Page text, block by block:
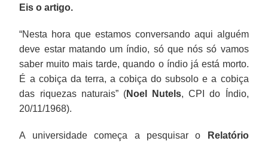
Eis o artigo.
“Nesta hora que estamos conversando aqui alguém
deve estar matando um índio, só que nós só vamos
saber muito mais tarde, quando o índio já está morto.
É a cobiça da terra, a cobiça do subsolo e a cobiça
das riquezas naturais” (Noel Nutels, CPI do Índio,
20/11/1968).
A universidade começa a pesquisar o
Relatório